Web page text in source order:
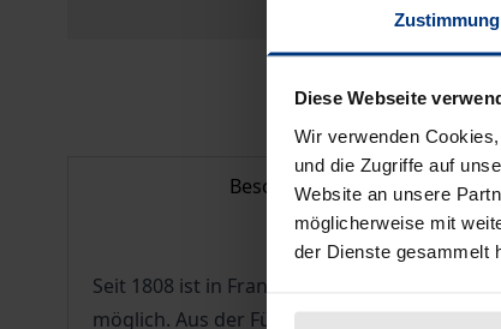
Zustimmung
Diese Webseite
Wir verwenden
und die Zugriffe auf
Website an unsere
möglicherweise mit
der Dienste gesammelt
Beschreibung
Seit 1808 ist in Frankreich nach
möglich. Aus der Fülle der französischen